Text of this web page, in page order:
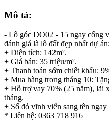
Mô tả:
- Lô góc DO02 - 15 ngay
đánh giá là lô đất đẹp nhất dự án:
+ Diện tích: 142m².
+ Giá bán: 35 triệu/m².
+ Thanh toán sớm chiết khấu:
+ Mua hàng trong tháng 10:
+ Hỗ trợ vay 70% (25 năm), lãi
tháng.
+ Sổ đỏ vĩnh viễn sang tên ngay
* Liên hệ: 0363 718 916